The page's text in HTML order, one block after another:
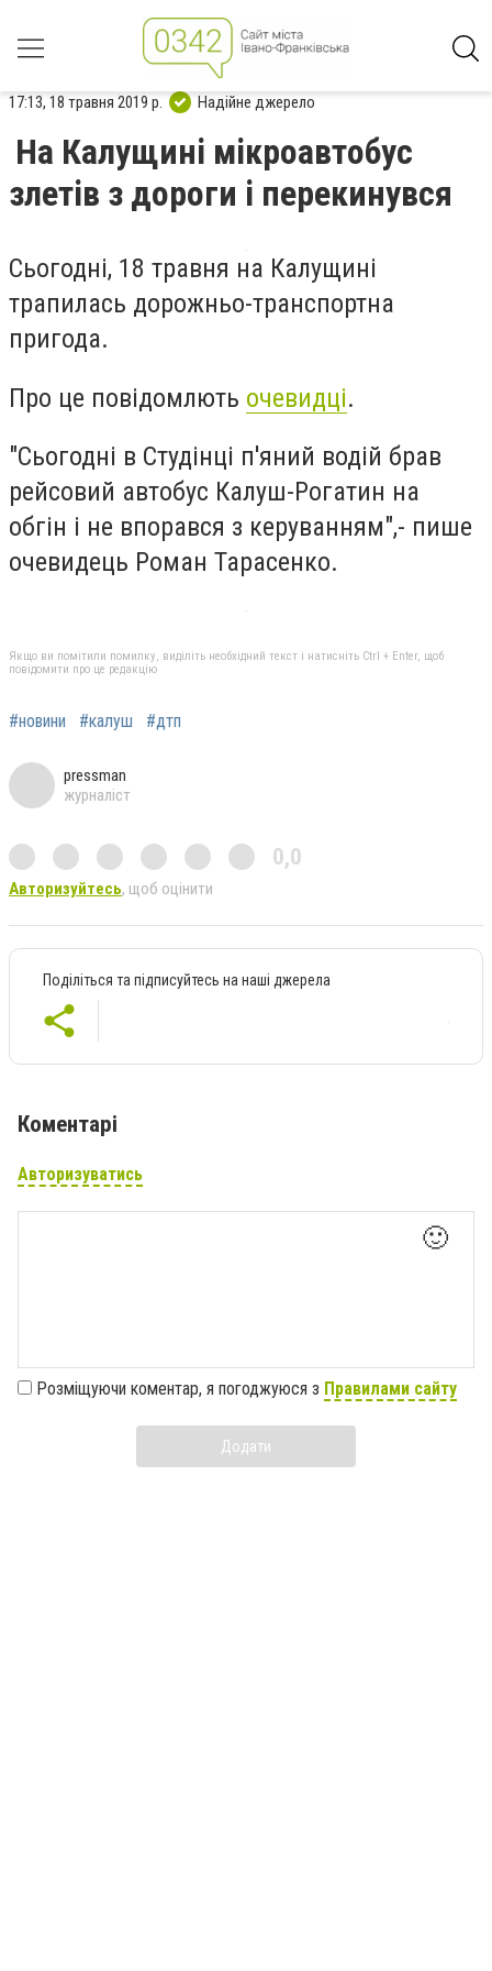
17:13, 18 травня 2019 р. Надійне джерело
На Калущині мікроавтобус
злетів з дороги і перекинувся
Сьогодні, 18 травня на Калущині
трапилась дорожньо-транспортна
пригода.
Про це повідомлють очевидці.
"Сьогодні в Студінці п'яний водій брав
рейсовий автобус Калуш-Рогатин на
обгін і не впорався з керуванням",- пише
очевидець Роман Тарасенко‎.
Якщо ви помітили помилку, виділіть необхідний текст і натисніть Ctrl + Enter, щоб
повідомити про це редакцію
#новини #калуш #дтп
pressman
журналіст
0,0
Авторизуйтесь, щоб оцінити
Поділіться та підписуйтесь на наші джерела
Коментарі
Авторизуватись
🙂
Розміщуючи коментар, я погоджуюся з Правилами сайту
Додати